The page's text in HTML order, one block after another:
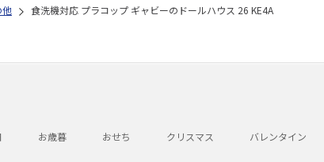
他 食洗機対応 プラコップ ギャビーのドールハウス 26 KE4A
お歳暮 おせち クリスマス バレンタイン